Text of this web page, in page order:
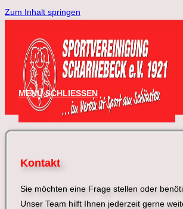
Zum Inhalt springen
MENÜ SCHLIESSEN
Kontakt
Sie möchten eine Frage stellen oder
Unser Team hilft Ihnen jederzeit gerne